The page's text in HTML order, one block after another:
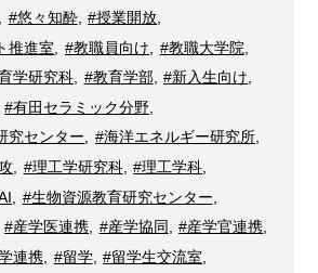
#悠々知酔, #授業開放
推進室
#教職員向け #教職大学院
学研究科, #教育学部, #新入生向け
#有田セラミック分野,
究センター, #海洋エネルギー研究所,
, #理工学研究科, #理工学科
#生物資源教育研究センター
#産学医連携, #産学協同 #産学官連携
連携, #留学, #留学生交流室